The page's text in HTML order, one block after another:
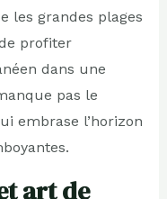
les grandes plages
profiter
dans une
pas le
embrase l’horizon
art de